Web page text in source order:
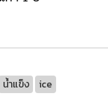
น้ำแข็ง ice